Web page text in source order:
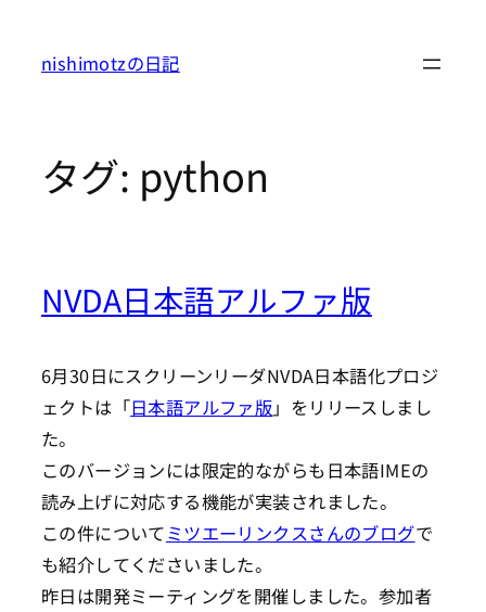
nishimotzの日記
タグ: python
NVDA日本語アルファ版
6月30日にスクリーンリーダNVDA日本語化プロジ
ェクトは「日本語アルファ版」をリリースしまし
た。
このバージョンには限定的ながらも日本語IMEの
読み上げに対応する機能が実装されました。
この件についてミツエーリンクスさんのブログで
も紹介してくださいました。
昨日は開発ミーティングを開催しました。参加者